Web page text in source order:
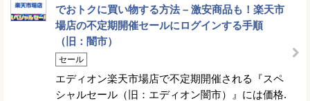
でおトクに買い物する方法 – 激安商品も！楽天市
場店の不定期開催セールにログインする手順
（旧：闇市）
セール
エディオン楽天市場店で不定期開催される『スペ
シャルセール（旧：エディオン闇市）』には価格.